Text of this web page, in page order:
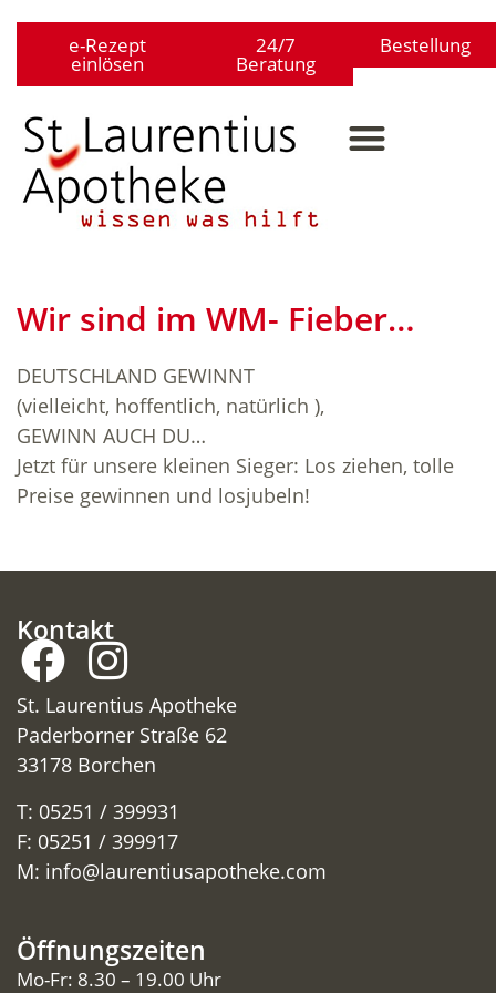
Bestellung
24/7
Beratung
e-Rezept
einlösen
Wir sind im WM- Fieber…
DEUTSCHLAND GEWINNT
(vielleicht, hoffentlich, natürlich ),
GEWINN AUCH DU…
Jetzt für unsere kleinen Sieger: Los ziehen, tolle
Preise gewinnen und losjubeln!
Kontakt
St. Laurentius Apotheke
Paderborner Straße 62
33178 Borchen
T: 05251 / 399931
F: 05251 / 399917
M: info@laurentiusapotheke.com
Öffnungszeiten
Mo-Fr: 8.30 – 19.00 Uhr